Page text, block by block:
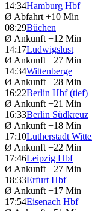
14:34Hamburg Hbf
Ø Abfahrt +10 Min
08:29Büchen
Ø Ankunft +12 Min
14:17Ludwigslust
Ø Ankunft +27 Min
14:34Wittenberge
Ø Ankunft +28 Min
16:22Berlin Hbf (tief)
Ø Ankunft +21 Min
16:33Berlin Südkreuz
Ø Ankunft +18 Min
17:10Lutherstadt
Ø Ankunft +22 Min
17:46Leipzig Hbf
Ø Ankunft +27 Min
18:33Erfurt Hbf
Ø Ankunft +17 Min
17:54Eisenach Hbf